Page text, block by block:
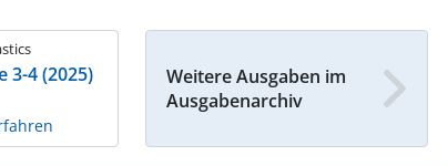
3-4 (2025)
Weitere Ausgaben im
Ausgabenarchiv